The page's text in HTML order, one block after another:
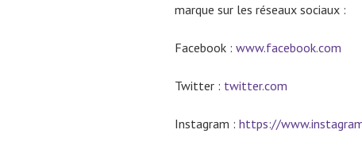
marque sur les réseaux sociaux :
Facebook : www.facebook.com
Twitter : twitter.com
Instagram : https://